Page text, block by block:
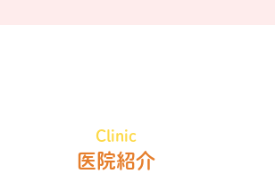
Clinic
医院紹介